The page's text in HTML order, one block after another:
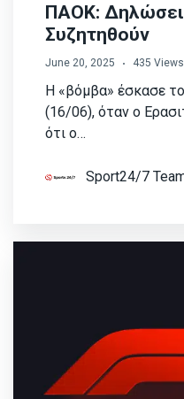
ΠΑΟΚ:
Συζητηθούν
June 20, 2025 435 Views
Η «βόμβα» έσκασε
(16/06), όταν ο
ότι ο…
Sport24/7